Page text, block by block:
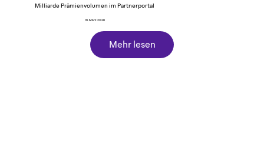
Milliarde Prämienvolumen im Partnerportal
18. März 2026
Mehr lesen